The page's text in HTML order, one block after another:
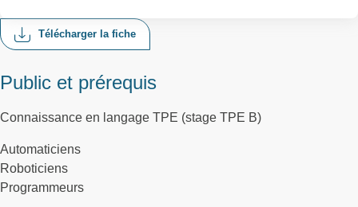
Télécharger la fiche
Public et prérequis
Connaissance en langage TPE (stage TPE B)
Automaticiens
Roboticiens
Programmeurs